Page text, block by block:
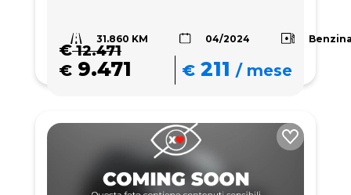
31.860 KM 04/2024
€12.471
€ 9.471 € 211 /mese